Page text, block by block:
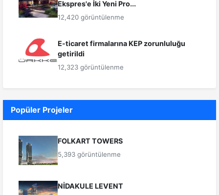
Ekspres'e İki Yeni Pro...
12,420 görüntülenme
E-ticaret firmalarına KEP zorunluluğu
getirildi
12,323 görüntülenme
Popüler Projeler
FOLKART TOWERS
5,393 görüntülenme
NİDAKULE LEVENT